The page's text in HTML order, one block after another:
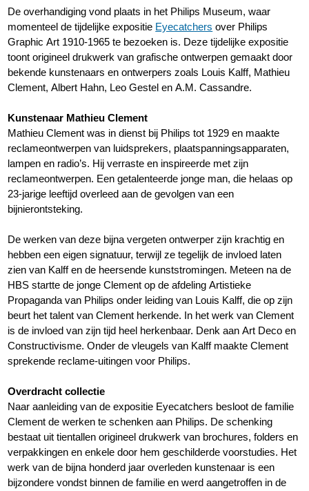
De overhandiging vond plaats in het Philips Museum, waar
momenteel de tijdelijke expositie Eyecatchers over Philips
Graphic Art 1910-1965 te bezoeken is. Deze tijdelijke expositie
toont origineel drukwerk van grafische ontwerpen gemaakt door
bekende kunstenaars en ontwerpers zoals Louis Kalff, Mathieu
Clement, Albert Hahn, Leo Gestel en A.M. Cassandre.
Kunstenaar Mathieu Clement
Mathieu Clement was in dienst bij Philips tot 1929 en maakte
reclameontwerpen van luidsprekers, plaatspanningsapparaten,
lampen en radio’s. Hij verraste en inspireerde met zijn
reclameontwerpen. Een getalenteerde jonge man, die helaas op
23-jarige leeftijd overleed aan de gevolgen van een
bijnierontsteking.
De werken van deze bijna vergeten ontwerper zijn krachtig en
hebben een eigen signatuur, terwijl ze tegelijk de invloed laten
zien van Kalff en de heersende kunststromingen. Meteen na de
HBS startte de jonge Clement op de afdeling Artistieke
Propaganda van Philips onder leiding van Louis Kalff, die op zijn
beurt het talent van Clement herkende. In het werk van Clement
is de invloed van zijn tijd heel herkenbaar. Denk aan Art Deco en
Constructivisme. Onder de vleugels van Kalff maakte Clement
sprekende reclame-uitingen voor Philips.
Overdracht collectie
Naar aanleiding van de expositie Eyecatchers besloot de familie
Clement de werken te schenken aan Philips. De schenking
bestaat uit tientallen origineel drukwerk van brochures, folders en
verpakkingen en enkele door hem geschilderde voorstudies. Het
werk van de bijna honderd jaar overleden kunstenaar is een
bijzondere vondst binnen de familie en werd aangetroffen in de